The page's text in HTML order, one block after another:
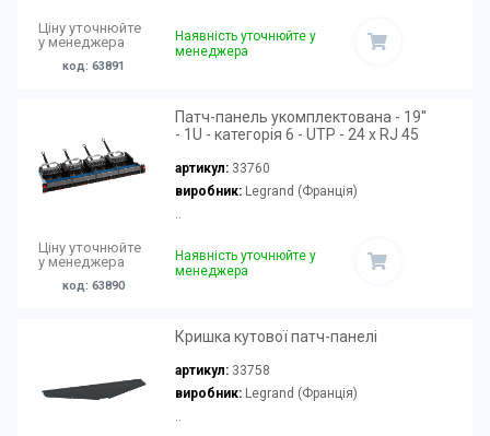
Ціну уточнюйте
у менеджера
код: 63891
Наявність уточнюйте у
менеджера
Ціну уточнюйте
у менеджера
код: 63890
Патч-панель укомплектована - 19''
- 1U - категорія 6 - UTP - 24 x RJ 45
артикул: 33760
виробник:Legrand (Франція)
..
Наявність уточнюйте у
менеджера
Кришка кутової патч-панелі
артикул: 33758
виробник:Legrand (Франція)
..